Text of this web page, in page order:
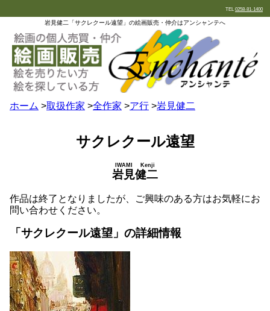
TEL 0258-81-1400
岩見健二「サクレクール遠望」の絵画販売・仲介はアンシャンテへ
ホーム >取扱作家 >全作家 >ア行 >岩見健二
サクレクール遠望
岩見健二
IWAMI Kenji
作品は終了となりましたが、ご興味のある方はお気軽にお
問い合わせください。
「サクレクール遠望」の詳細情報